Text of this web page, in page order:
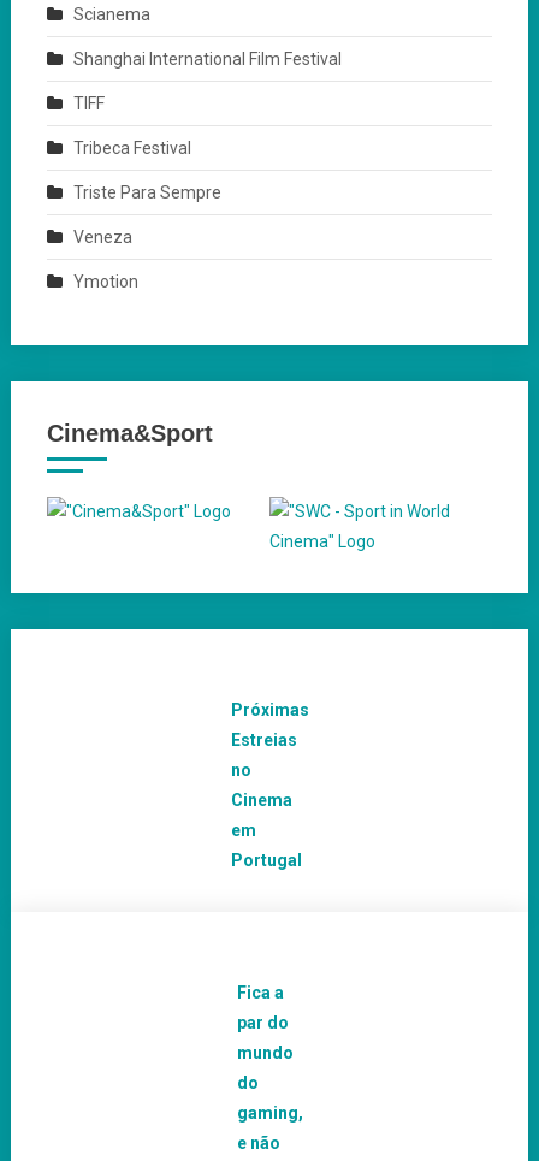
Scianema
Shanghai International Film Festival
TIFF
Tribeca Festival
Triste Para Sempre
Veneza
Ymotion
Cinema&Sport
Próximas
Estreias
no
Cinema
em
Portugal
Fica a
par do
mundo
do
gaming,
e não